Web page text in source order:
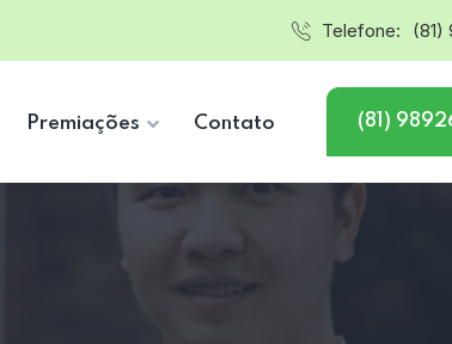
Telefone: (81)
Premiações Contato (81)